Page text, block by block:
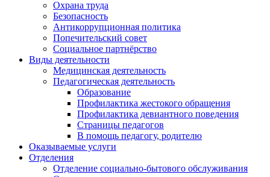
Охрана труда
Безопасность
Антикоррупционная политика
Попечительский совет
Социальное партнёрство
Виды деятельности
Медицинская деятельность
Педагогическая деятельность
Образование
Профилактика жестокого обращения
Профилактика девиантного поведения
Страницы педагогов
В помощь педагогу, родителю
Оказываемые услуги
Отделения
Отделение социально-бытового обслуживания